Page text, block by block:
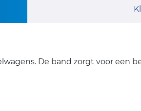
De band zorgt voor een